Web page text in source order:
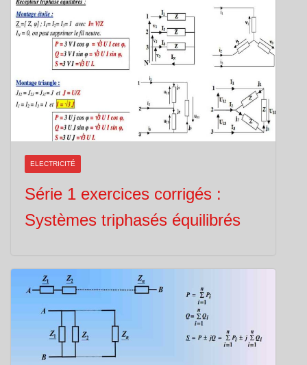
ELECTRICITÉ
Série 1 exercices corrigés :
Systèmes triphasés équilibrés